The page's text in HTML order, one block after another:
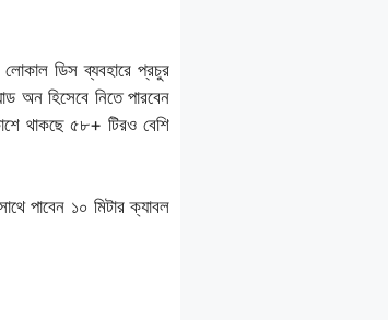
ডিস ব্যবহারে প্রচুর
অন হিসেবে নিতে পারবেন
থাকছে ৫৮+ টিরও বেশি
পাবেন ১০ মিটার ক্যাবল